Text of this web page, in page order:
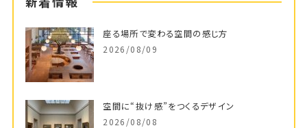
座る場所で変わる空間の感じ方
2026/08/09
空間に“抜け感”をつくるデザイン
2026/08/08